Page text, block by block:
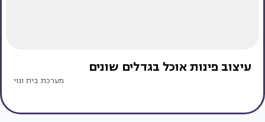
עיצוב פינות אוכל בגדלים שונים
מערכת בית ונוי